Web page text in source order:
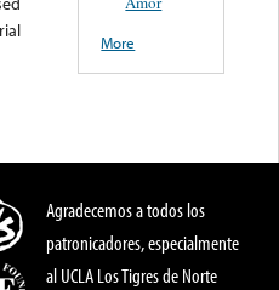
More
Agradecemos a todos los
patronicadores, especialmente
al UCLA Los Tigres de Norte